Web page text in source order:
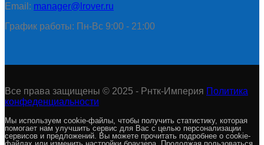
Email: manager@lrover.ru
График работы: Пн-Вс 9:00 - 21:00
Все права защищены © 2025 - Рнтк-Империя Политика
конфеденциальности
Мы используем cookie-файлы, чтобы получить статистику, которая
помогает нам улучшить сервис для Вас с целью персонализации
сервисов и предложений. Вы можете прочитать подробнее о cookie-